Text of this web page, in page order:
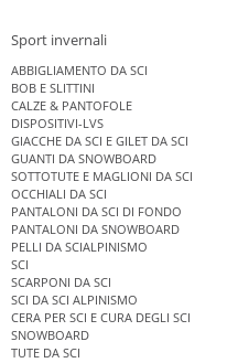
Sport invernali
ABBIGLIAMENTO DA SCI
BOB E SLITTINI
CALZE & PANTOFOLE
DISPOSITIVI-LVS
GIACCHE DA SCI E GILET DA SCI
GUANTI DA SNOWBOARD
SOTTOTUTE E MAGLIONI DA SCI
OCCHIALI DA SCI
PANTALONI DA SCI DI FONDO
PANTALONI DA SNOWBOARD
PELLI DA SCIALPINISMO
SCI
SCARPONI DA SCI
SCI DA SCI ALPINISMO
CERA PER SCI E CURA DEGLI SCI
SNOWBOARD
TUTE DA SCI